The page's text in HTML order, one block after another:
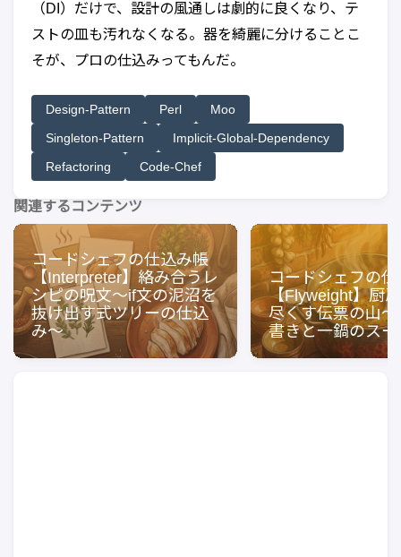
（DI）だけで、設計の風通しは劇的に良くなり、テ
ストの皿も汚れなくなる。器を綺麗に分けることこ
そが、プロの仕込みってもんだ。
Design-Pattern Perl
Moo
Singleton-Pattern
Implicit-Global-Dependency
Refactoring
Code-Chef
関連するコンテンツ
コードシェフの仕込み帳
【Interpreter】絡み合うレ
シピの呪文〜if文の泥沼を
抜け出す式ツリーの仕込
み〜
コードシェフの
【Flyweight】厨
尽くす伝票の山
書きと一鍋のスー